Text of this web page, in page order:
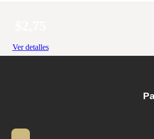
Ver detalles